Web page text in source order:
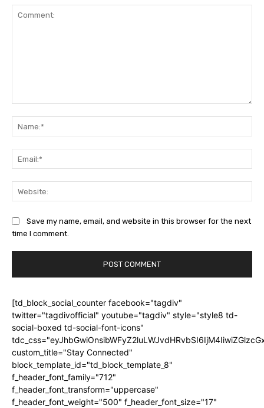
Save my name, email, and website in this browser for the next
time I comment.
[td_block_social_counter facebook="tagdiv"
twitter="tagdivofficial" youtube="tagdiv" style="style8 td-
social-boxed td-social-font-icons"
custom_title="Stay Connected"
block_template_id="td_block_template_8"
f_header_font_family="712"
f_header_font_transform="uppercase"
f_header_font_weight="500" f_header_font_size="17"